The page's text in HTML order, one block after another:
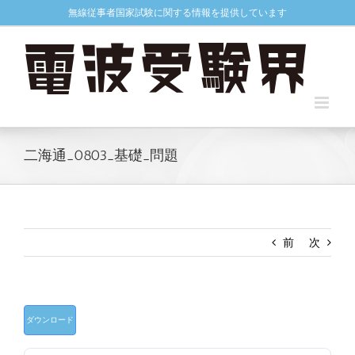
to
無線従事者国家試験に関する情報を提供しています
二海通_0803_基礎_問題
前 次
ダウンロード